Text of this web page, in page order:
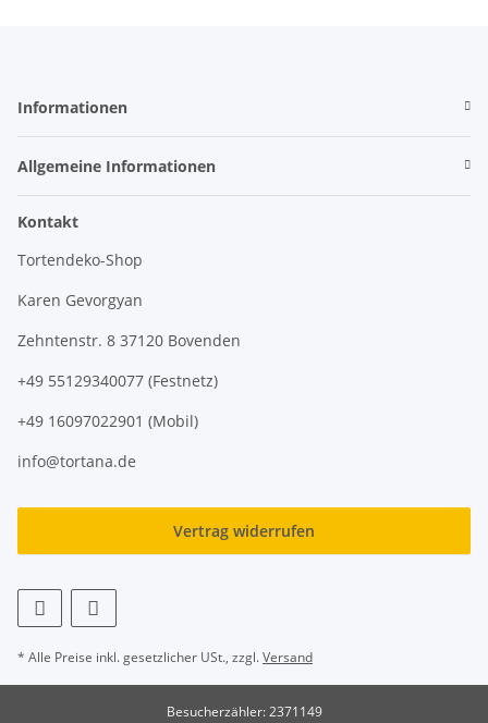
Informationen
Allgemeine Informationen
Kontakt
Tortendeko-Shop
Karen Gevorgyan
Zehntenstr. 8 37120 Bovenden
+49 55129340077 (Festnetz)
+49 16097022901 (Mobil)
info@tortana.de
Vertrag widerrufen
* Alle Preise inkl. gesetzlicher USt., zzgl.Versand
Besucherzähler: 2371149